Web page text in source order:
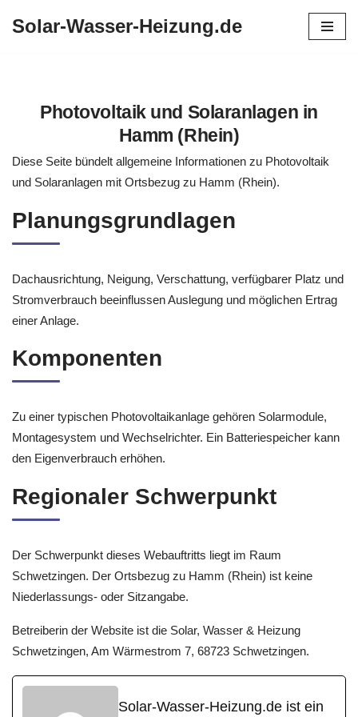
Solar-Wasser-Heizung.de
Photovoltaik und Solaranlagen in
Hamm (Rhein)
Diese Seite bündelt allgemeine Informationen zu Photovoltaik
und Solaranlagen mit Ortsbezug zu Hamm (Rhein).
Planungsgrundlagen
Dachausrichtung, Neigung, Verschattung, verfügbarer Platz und
Stromverbrauch beeinflussen Auslegung und möglichen Ertrag
einer Anlage.
Komponenten
Zu einer typischen Photovoltaikanlage gehören Solarmodule,
Montagesystem und Wechselrichter. Ein Batteriespeicher kann
den Eigenverbrauch erhöhen.
Regionaler Schwerpunkt
Der Schwerpunkt dieses Webauftritts liegt im Raum
Schwetzingen. Der Ortsbezug zu Hamm (Rhein) ist keine
Niederlassungs- oder Sitzangabe.
Betreiberin der Website ist die Solar, Wasser & Heizung
Schwetzingen, Am Wärmestrom 7, 68723 Schwetzingen.
Solar-Wasser-Heizung.de ist ein